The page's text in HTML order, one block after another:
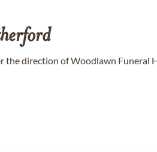
the direction of Woodlawn Funeral